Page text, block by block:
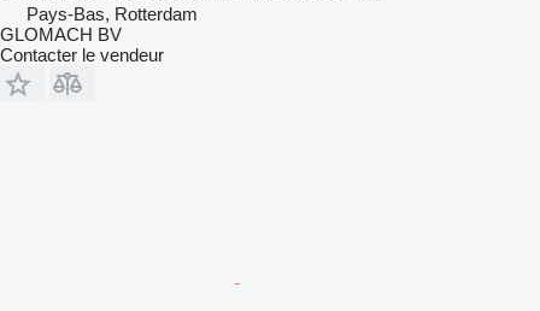
Pays-Bas, Rotterdam
GLOMACH BV
Contacter le vendeur